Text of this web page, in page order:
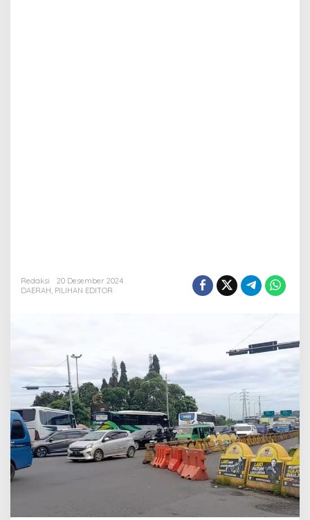
Redaksi
20 Desember 2024
DAERAH, PILIHAN EDITOR